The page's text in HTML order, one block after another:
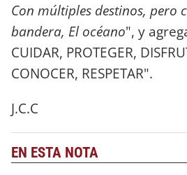
Con múltiples destinos, pero
bandera, El océano", y
CUIDAR, PROTEGER,
CONOCER, RESPETAR".
J.C.C
EN ESTA NOTA